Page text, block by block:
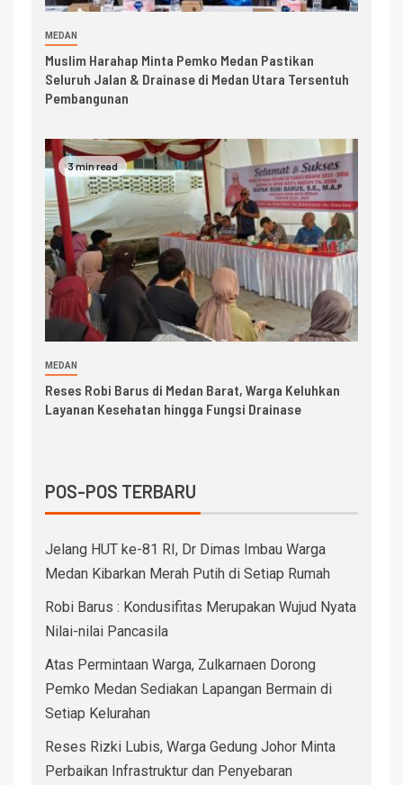
MEDAN
Muslim Harahap Minta Pemko Medan Pastikan
Seluruh Jalan & Drainase di Medan Utara Tersentuh
Pembangunan
3 min read
MEDAN
Reses Robi Barus di Medan Barat, Warga Keluhkan
Layanan Kesehatan hingga Fungsi Drainase
POS-POS TERBARU
Jelang HUT ke-81 RI, Dr Dimas Imbau Warga
Medan Kibarkan Merah Putih di Setiap Rumah
Robi Barus : Kondusifitas Merupakan Wujud Nyata
Nilai-nilai Pancasila
Atas Permintaan Warga, Zulkarnaen Dorong
Pemko Medan Sediakan Lapangan Bermain di
Setiap Kelurahan
Reses Rizki Lubis, Warga Gedung Johor Minta
Perbaikan Infrastruktur dan Penyebaran